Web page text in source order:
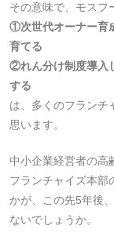
その意味で、モスフ
①次世代オーナー育
育てる
②れん分け制度導入
する
は、多くのフランチ
思います。
中小企業経営者の高
フランチャイズ本部
かが、この先5年後
ないでしょうか。